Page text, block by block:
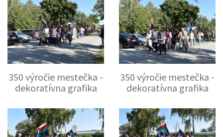
350 výročie mestečka -
dekoratívna grafika
350 výročie mestečka -
dekoratívna grafika